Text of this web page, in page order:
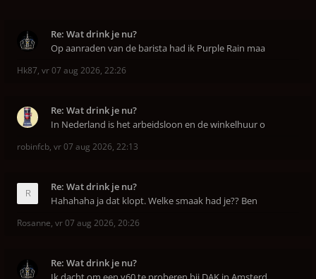
Re: Wat drink je nu?
Op aanraden van de barista had ik Purple Rain maa
Hk87, vr 07 aug 2026, 22:26
Re: Wat drink je nu?
In Nederland is het arbeidsloon en de winkelhuur o
robinfcb, vr 07 aug 2026, 22:13
Re: Wat drink je nu?
Hahahaha ja dat klopt. Welke smaak had je?? Ben
Rosanne, vr 07 aug 2026, 20:26
Re: Wat drink je nu?